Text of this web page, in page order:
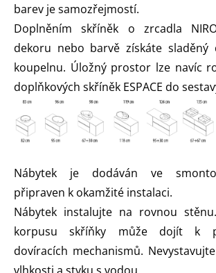
barev je samozřejmostí.
Doplněním skříněk o zrcadla
dekoru nebo barvě získáte sladěný
koupelnu. Úložný prostor lze navíc
doplňkových skříněk ESPACE do
Nábytek je dodáván ve
připraven k okamžité instalaci.
Nábytek instalujte na rovnou
korpusu skříňky může dojít k
dovíracích mechanismů.